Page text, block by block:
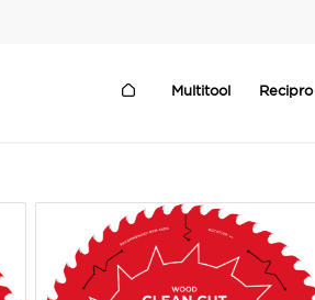
Multitool Recipro